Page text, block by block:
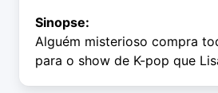
Sinopse:
Alguém misterioso compra
para o show de K-pop que